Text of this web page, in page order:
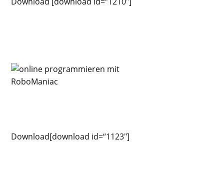
Download[download id=“1123″]